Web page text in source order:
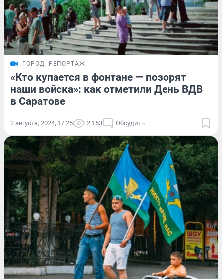
ГОРОД РЕПОРТАЖ
«Кто купается в фонтане — позорят
наши войска»: как отметили День ВДВ
в Саратове
2 августа, 2024, 17:25 2 153 Обсудить